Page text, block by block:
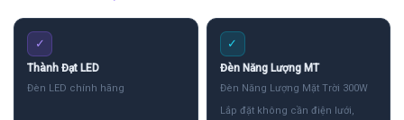
✓
Thành Đạt LED
Đèn LED chính hãng
✓
Đèn Năng Lượng MT
Đèn Năng Lượng Mặt Trời 300W
Lắp đặt không cần điện lưới,